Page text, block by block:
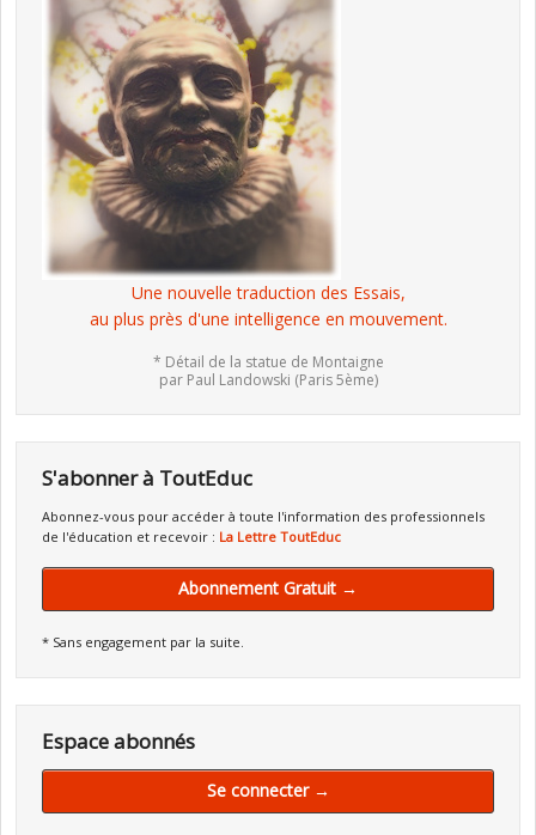
Une nouvelle traduction des Essais,
au plus près d'une intelligence en mouvement.
* Détail de la statue de Montaigne
par Paul Landowski (Paris 5ème)
S'abonner à ToutEduc
Abonnez-vous pour accéder à toute l'information des professionnels
de l'éducation et recevoir : La Lettre ToutEduc
Abonnement Gratuit →
* Sans engagement par la suite.
Espace abonnés
Se connecter →